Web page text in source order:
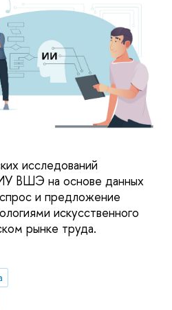
исследований
ВШЭ на основе данных
и предложение
искусственного
рынке труда.